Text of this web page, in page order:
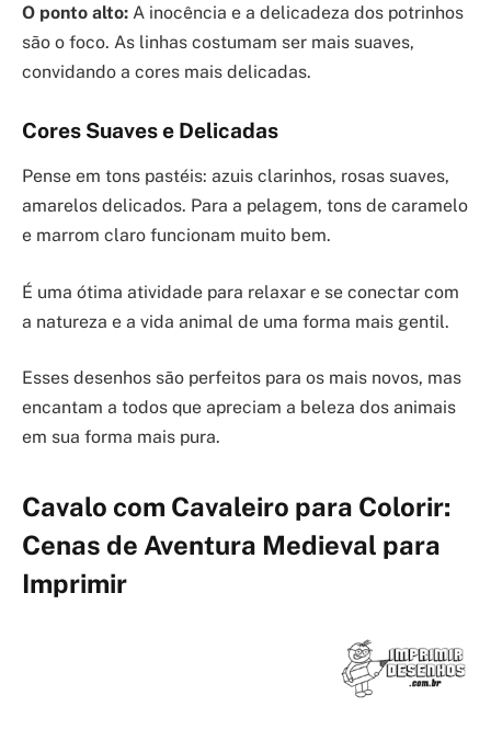
O ponto alto: A inocência e a delicadeza dos potrinhos
são o foco. As linhas costumam ser mais suaves,
convidando a cores mais delicadas.
Cores Suaves e Delicadas
Pense em tons pastéis: azuis clarinhos, rosas suaves,
amarelos delicados. Para a pelagem, tons de caramelo
e marrom claro funcionam muito bem.
É uma ótima atividade para relaxar e se conectar com
a natureza e a vida animal de uma forma mais gentil.
Esses desenhos são perfeitos para os mais novos, mas
encantam a todos que apreciam a beleza dos animais
em sua forma mais pura.
Cavalo com Cavaleiro para Colorir:
Cenas de Aventura Medieval para
Imprimir